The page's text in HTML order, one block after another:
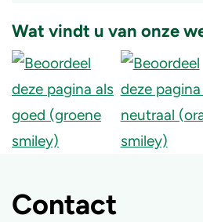
Wat vindt u van onze
Contact